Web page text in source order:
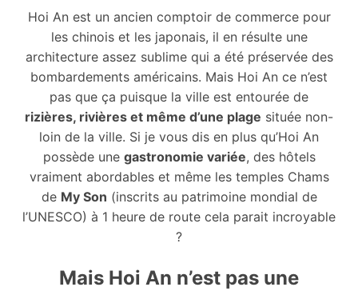
Hoi An est un ancien comptoir de commerce pour
les chinois et les japonais, il en résulte une
architecture assez sublime qui a été préservée des
bombardements américains. Mais Hoi An ce n’est
pas que ça puisque la ville est entourée de
rizières, rivières et même d’une plage située non-
loin de la ville. Si je vous dis en plus qu’Hoi An
possède une gastronomie variée, des hôtels
vraiment abordables et même les temples Chams
de My Son (inscrits au patrimoine mondial de
l’UNESCO) à 1 heure de route cela parait incroyable
?
Mais Hoi An n’est pas une